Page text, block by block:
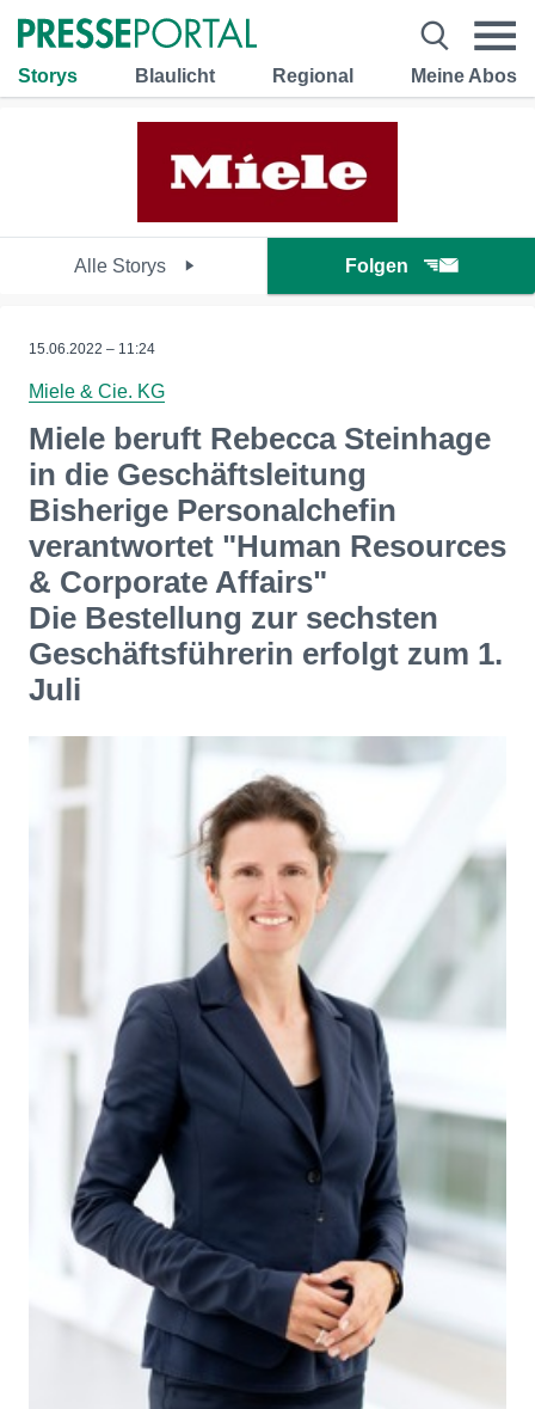
Storys Blaulicht Regional Meine Abos
Alle Storys Folgen
15.06.2022 – 11:24
Miele & Cie. KG
Miele beruft Rebecca Steinhage
in die Geschäftsleitung
Bisherige Personalchefin
verantwortet "Human Resources
& Corporate Affairs"
Die Bestellung zur sechsten
Geschäftsführerin erfolgt zum 1.
Juli